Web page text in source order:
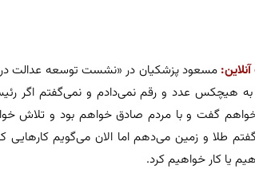
مسعود پزشکیان در «نشست توسعه عدالت
هیچکس عدد و رقم نمی‌دادم و نمی‌گفتم اگر
گفت و با مردم صادق خواهم بود و تلاش
طلا و زمین می‌دهم اما الان می‌گویم کارهایی
یا کار خواهیم کرد.